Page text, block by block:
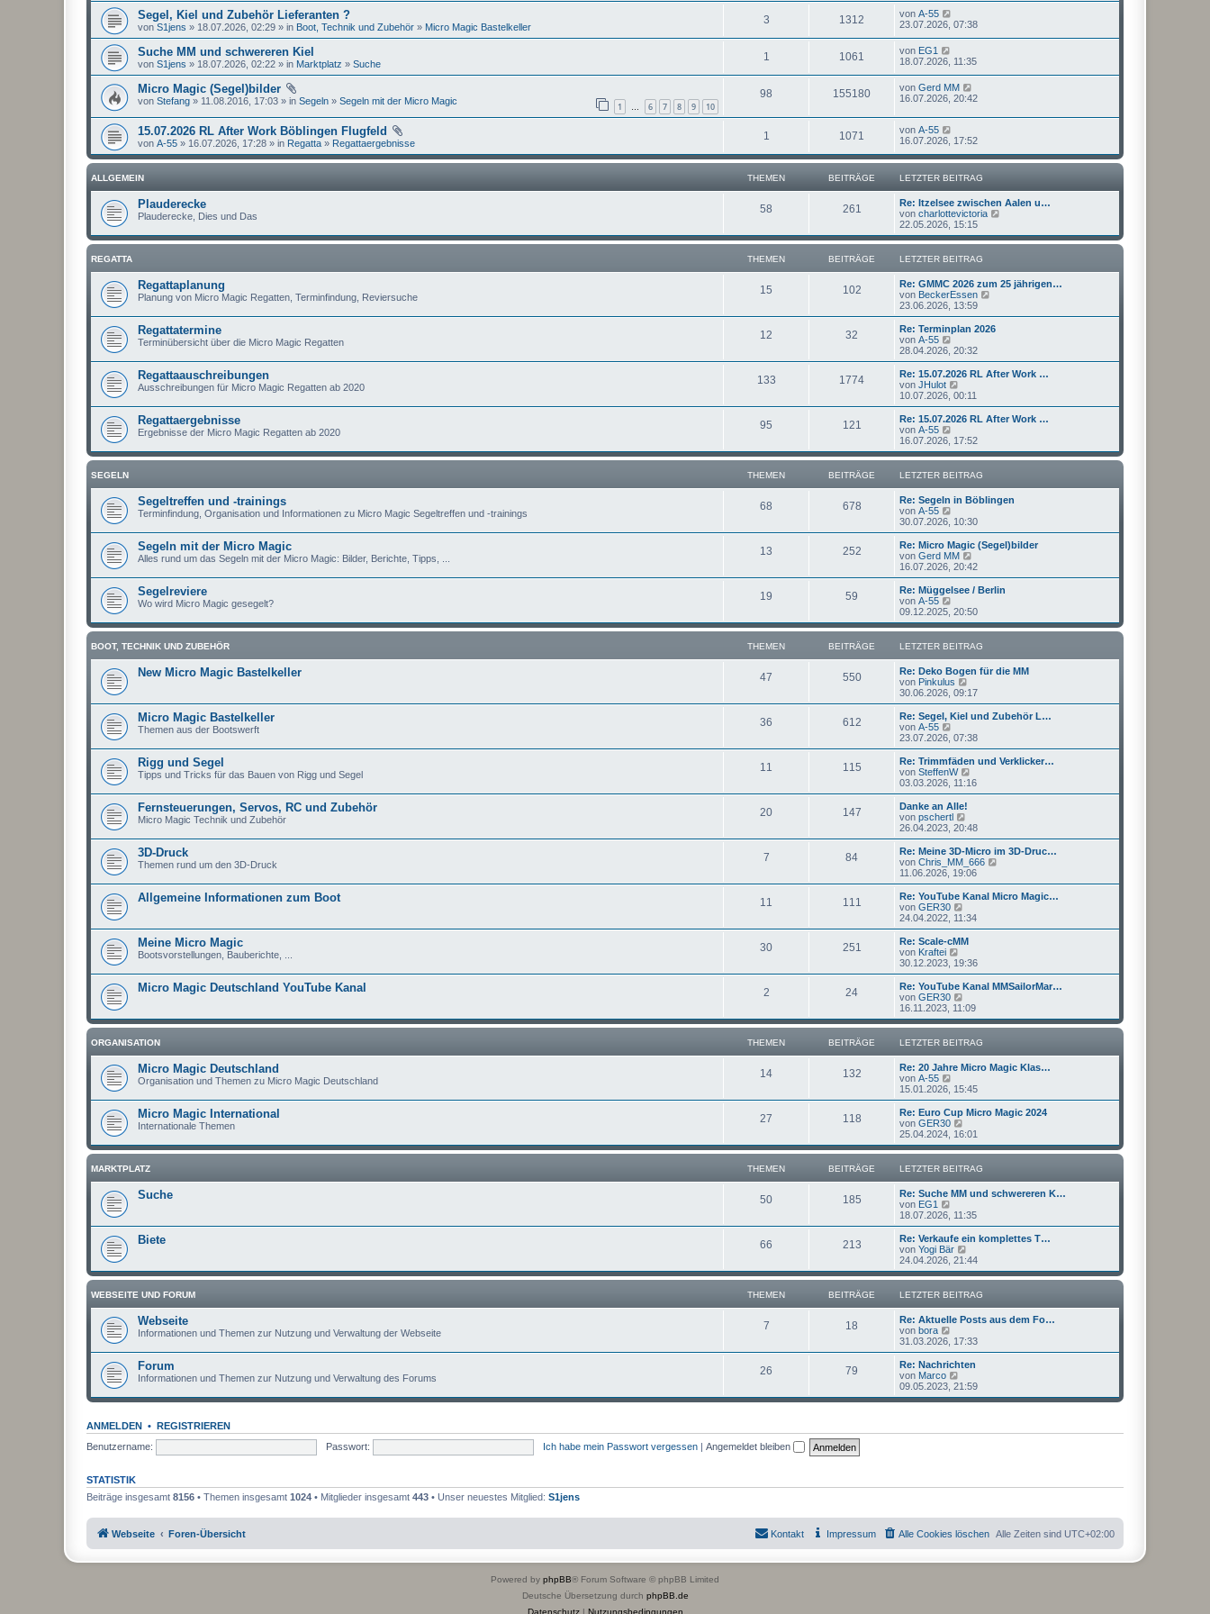
Segel, Kiel und Zubehör Lieferanten ?
von S1jens » 18.07.2026, 02:29 » in Boot, Technik und Zubehör » Micro Magic Bastelkeller
3 1312 von A-55
23.07.2026, 07:38
Suche MM und schwereren Kiel
von S1jens » 18.07.2026, 02:22 » in Marktplatz » Suche
1 1061 von EG1
18.07.2026, 11:35
Micro Magic (Segel)bilder
1 … 6 7 8 9 10
von Stefang » 11.08.2016, 17:03 » in Segeln » Segeln mit der Micro Magic
98 155180 von Gerd MM
16.07.2026, 20:42
15.07.2026 RL After Work Böblingen Flugfeld
von A-55 » 16.07.2026, 17:28 » in Regatta » Regattaergebnisse
1 1071 von A-55
16.07.2026, 17:52
ALLGEMEIN THEMEN BEITRÄGE LETZTER BEITRAG
Plauderecke
Plauderecke, Dies und Das
58 261
Re: Itzelsee zwischen Aalen u…
von charlottevictoria
u
e
r
i
g
22.05.2026, 15:15
REGATTA THEMEN BEITRÄGE LETZTER BEITRAG
Regattaplanung
Planung von Micro Magic Regatten, Terminfindung, Reviersuche
15 102
Re: GMMC 2026 zum 25 jährigen…
von BeckerEssen
u
e
r
B
r
23.06.2026, 13:59
Regattatermine
Terminübersicht über die Micro Magic Regatten
12 32
Re: Terminplan 2026
von A-55
e
u
e
s
t
r
B
e
t
a
g
28.04.2026, 20:32
Regattaauschreibungen
Ausschreibungen für Micro Magic Regatten ab 2020
133 1774
Re: 15.07.2026 RL After Work …
von JHulot
e
u
e
t
r
B
e
i
t
a
g
10.07.2026, 00:11
Regattaergebnisse
Ergebnisse der Micro Magic Regatten ab 2020
95 121
Re: 15.07.2026 RL After Work …
von A-55
e
u
e
s
r
e
i
t
r
a
g
16.07.2026, 17:52
SEGELN THEMEN BEITRÄGE LETZTER BEITRAG
Segeltreffen und -trainings
Terminfindung, Organisation und Informationen zu Micro Magic Segeltreffen und -trainings
68 678
Re: Segeln in Böblingen
von A-55
e
u
e
s
t
r
B
e
i
t
a
g
30.07.2026, 10:30
Segeln mit der Micro Magic
Alles rund um das Segeln mit der Micro Magic: Bilder, Berichte, Tipps, ...
13 252
Re: Micro Magic (Segel)bilder
von Gerd MM
e
u
e
t
r
B
e
i
t
a
g
16.07.2026, 20:42
Segelreviere
Wo wird Micro Magic gesegelt?
19 59
Re: Müggelsee / Berlin
von A-55
e
u
e
s
r
B
e
i
t
a
g
09.12.2025, 20:50
BOOT, TECHNIK UND ZUBEHÖR THEMEN BEITRÄGE LETZTER BEITRAG
New Micro Magic Bastelkeller 47 550
Re: Deko Bogen für die MM
von Pinkulus
e
u
e
t
B
e
i
g
30.06.2026, 09:17
Micro Magic Bastelkeller
Themen aus der Bootswerft
36 612
Re: Segel, Kiel und Zubehör L…
von A-55
e
u
e
s
t
r
B
e
i
r
a
g
23.07.2026, 07:38
Rigg und Segel
Tipps und Tricks für das Bauen von Rigg und Segel
11 115
Re: Trimmfäden und Verklicker…
von SteffenW
e
u
t
r
B
e
i
r
g
03.03.2026, 11:16
Fernsteuerungen, Servos, RC und Zubehör
Micro Magic Technik und Zubehör
20 147
Danke an Alle!
von pschertl
e
u
e
s
t
r
B
e
i
r
g
26.04.2023, 20:48
3D-Druck
Themen rund um den 3D-Druck
7 84
Re: Meine 3D-Micro im 3D-Druc…
von Chris_MM_666
u
e
r
11.06.2026, 19:06
Allgemeine Informationen zum Boot 11 111
Re: YouTube Kanal Micro Magic…
von GER30
e
u
e
t
r
B
e
i
t
a
g
24.04.2022, 11:34
Meine Micro Magic
Bootsvorstellungen, Bauberichte, ...
30 251
Re: Scale-cMM
von Kraftei
e
u
e
s
t
r
B
e
i
t
a
g
30.12.2023, 19:36
Micro Magic Deutschland YouTube Kanal 2 24
Re: YouTube Kanal MMSailorMar…
von GER30
e
u
e
s
r
e
i
t
a
g
16.11.2023, 11:09
ORGANISATION THEMEN BEITRÄGE LETZTER BEITRAG
Micro Magic Deutschland
Organisation und Themen zu Micro Magic Deutschland
14 132
Re: 20 Jahre Micro Magic Klas…
von A-55
e
u
e
s
t
r
B
e
i
t
a
g
15.01.2026, 15:45
Micro Magic International
Internationale Themen
27 118
Re: Euro Cup Micro Magic 2024
von GER30
e
u
e
s
r
e
i
t
r
a
g
25.04.2024, 16:01
MARKTPLATZ THEMEN BEITRÄGE LETZTER BEITRAG
Suche 50 185
Re: Suche MM und schwereren K…
von EG1
e
u
e
s
t
r
B
e
i
t
a
g
18.07.2026, 11:35
Biete 66 213
Re: Verkaufe ein komplettes T…
von Yogi Bär
e
u
e
s
r
e
i
t
a
g
24.04.2026, 21:44
WEBSEITE UND FORUM THEMEN BEITRÄGE LETZTER BEITRAG
Webseite
Informationen und Themen zur Nutzung und Verwaltung der Webseite
7 18
Re: Aktuelle Posts aus dem Fo…
von bora
e
u
e
s
t
r
i
31.03.2026, 17:33
Forum
Informationen und Themen zur Nutzung und Verwaltung des Forums
26 79
Re: Nachrichten
von Marco
e
u
09.05.2023, 21:59
ANMELDEN • REGISTRIEREN
Benutzername:
Passwort: Ich habe mein Passwort vergessen | Angemeldet bleiben
STATISTIK
Beiträge insgesamt 8156 • Themen insgesamt 1024 • Mitglieder insgesamt 443 • Unser neuestes Mitglied: S1jens
Webseite Foren-Übersicht Alle Zeiten sind UTC+02:00
Alle Cookies löschen
Impressum
Kontakt
Powered by phpBB® Forum Software © phpBB Limited
Deutsche Übersetzung durch phpBB.de
Datenschutz| Nutzungsbedingungen